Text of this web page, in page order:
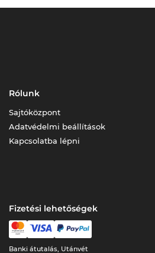
Rólunk
Sajtóközpont
Adatvédelmi beállítások
Kapcsolatba lépni
Fizetési lehetőségek
Banki átutalás, Utánvét